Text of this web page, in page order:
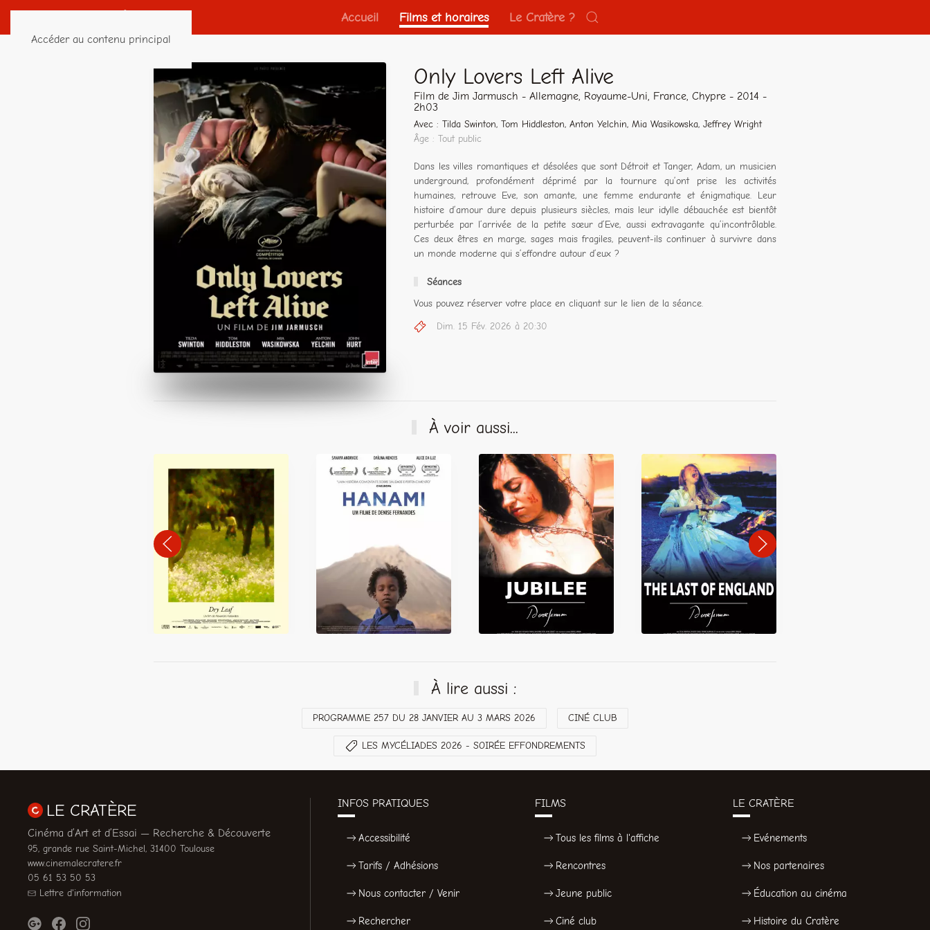
Accéder au contenu principal
Accueil Films et horaires Le Cratère ?
Only Lovers Left Alive
Film de Jim Jarmusch - Allemagne, Royaume-Uni, France, Chypre - 2014 -
2h03
Avec : Tilda Swinton, Tom Hiddleston, Anton Yelchin, Mia Wasikowska, Jeffrey Wright
Âge : Tout public
Dans les villes romantiques et désolées que sont Détroit et Tanger, Adam, un musicien
underground, profondément déprimé par la tournure qu’ont prise les activités
humaines, retrouve Eve, son amante, une femme endurante et énigmatique. Leur
histoire d’amour dure depuis plusieurs siècles, mais leur idylle débauchée est bientôt
perturbée par l’arrivée de la petite sœur d’Eve, aussi extravagante qu’incontrôlable.
Ces deux êtres en marge, sages mais fragiles, peuvent-ils continuer à survivre dans
un monde moderne qui s’effondre autour d’eux ?
Séances
Vous pouvez réserver votre place en cliquant sur le lien de la séance.
Dim. 15 Fév. 2026 à 20:30
À voir aussi...
À lire aussi :
PROGRAMME 257 DU 28 JANVIER AU 3 MARS 2026 CINÉ CLUB
LES MYCÉLIADES 2026 - SOIRÉE EFFONDREMENTS
LE CRATÈRE
Cinéma d’Art et d’Essai — Recherche & Découverte
95, grande rue Saint-Michel, 31400 Toulouse
www.cinemalecratere.fr
05 61 53 50 53
Lettre d'information
INFOS PRATIQUES
Accessibilité
Tarifs / Adhésions
Nous contacter / Venir
Rechercher
FILMS
Tous les films à l'affiche
Rencontres
Jeune public
Ciné club
LE CRATÈRE
Evénements
Nos partenaires
Éducation au cinéma
Histoire du Cratère